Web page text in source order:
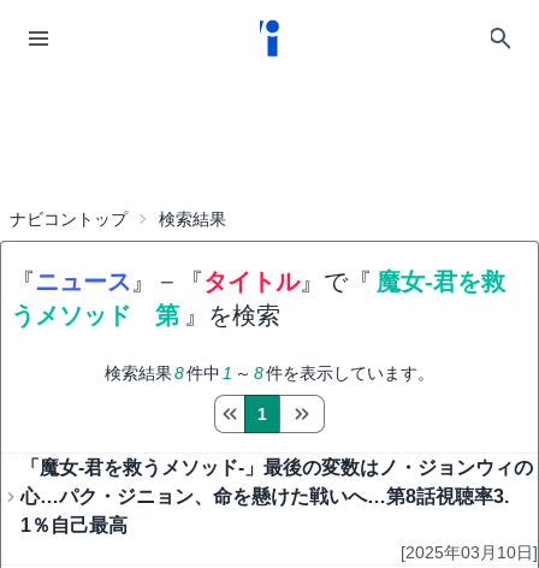
ナビコントップ 検索結果
『ニュース 』 − 『タイトル』で『 魔女-君を救
うメソッド 第 』を検索
検索結果8件中 1 ～ 8件を表示しています。
1
「魔女-君を救うメソッド-」最後の変数はノ・ジョンウィの
心…パク・ジニョン、命を懸けた戦いへ…第8話視聴率3.
1％自己最高
[2025年03月10日]